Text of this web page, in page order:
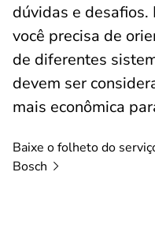
dúvidas e
você precisa de
de diferentes
devem ser
mais econômica
Baixe o folheto do
Bosch